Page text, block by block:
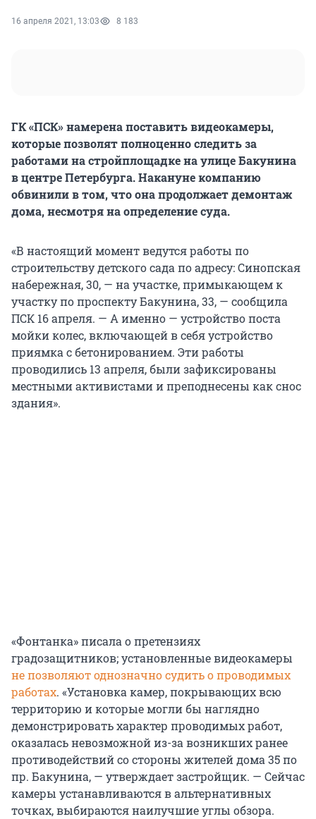
16 апреля 2021, 13:03 8 183
ГК «ПСК» намерена поставить видеокамеры,
которые позволят полноценно следить за
работами на стройплощадке на улице Бакунина
в центре Петербурга. Накануне компанию
обвинили в том, что она продолжает демонтаж
дома, несмотря на определение суда.
«В настоящий момент ведутся работы по
строительству детского сада по адресу: Синопская
набережная, 30, — на участке, примыкающем к
участку по проспекту Бакунина, 33, — сообщила
ПСК 16 апреля. — А именно — устройство поста
мойки колес, включающей в себя устройство
приямка с бетонированием. Эти работы
проводились 13 апреля, были зафиксированы
местными активистами и преподнесены как снос
здания».
«Фонтанка» писала о претензиях
градозащитников; установленные видеокамеры
не позволяют однозначно судить о проводимых
работах. «Установка камер, покрывающих всю
территорию и которые могли бы наглядно
демонстрировать характер проводимых работ,
оказалась невозможной из-за возникших ранее
противодействий со стороны жителей дома 35 по
пр. Бакунина, — утверждает застройщик. — Сейчас
камеры устанавливаются в альтернативных
точках, выбираются наилучшие углы обзора.